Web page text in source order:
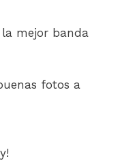
la mejor banda
fotos a